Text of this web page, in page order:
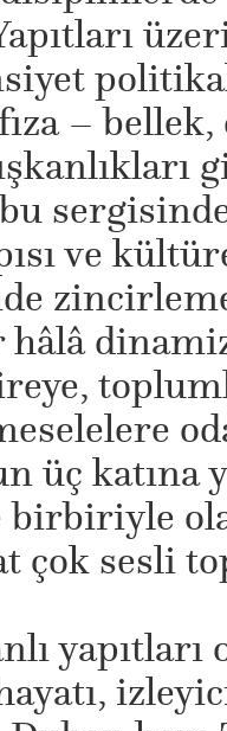
–
ve
hâlâ
üç katına
birbiriyle
çok sesli
yapıtları